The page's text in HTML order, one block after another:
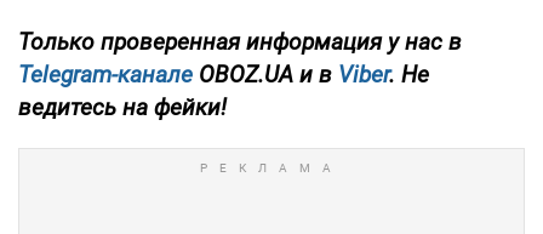
Только проверенная информация у нас в
Telegram-канале OBOZ.UA и в Viber. Не
ведитесь на фейки!